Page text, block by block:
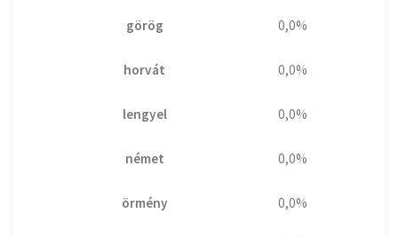
görög 0,0%
horvát 0,0%
lengyel 0,0%
német 0,0%
örmény 0,0%